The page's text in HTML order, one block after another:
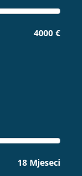
4000 €
18 Mjeseci